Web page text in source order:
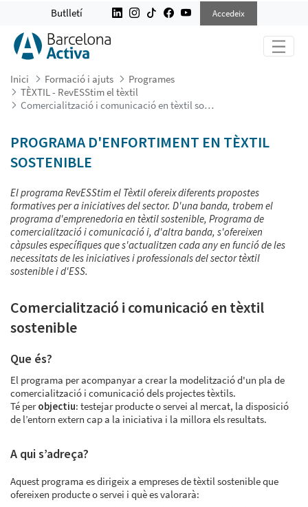
COMERCIALITZACIÓ I
Butlletí Accedeix
Inici Formació i ajuts
Programes
TÈXTIL - RevESStim el tèxtil
Comercialització i comunicació en tèxtil sostenible
PROGRAMA D'ENFORTIMENT EN TÈXTIL
SOSTENIBLE
El programa RevESStim el Tèxtil ofereix diferents propostes
formatives per a iniciatives del sector. D'una banda, trobem el
programa d'emprenedoria en tèxtil sostenible, Programa de
comercialització i comunicació i, d'altra banda, s'ofereixen
càpsules específiques que s'actualitzen cada any en funció de les
necessitats de les iniciatives i professionals del sector tèxtil
sostenible i d'ESS.
Comercialització i comunicació en tèxtil
sostenible
Que és?
El programa per acompanyar a crear la modelització d'un pla de
comercialització i comunicació dels projectes tèxtils.
Té perobjectiu: testejar producte o servei al mercat, la disposició
de l’entorn extern cap a la iniciativa i la millora els resultats.
A qui s’adreça?
Aquest programa es dirigeix a empreses de tèxtil sostenible que
ofereixen producte o servei i què es valorarà: